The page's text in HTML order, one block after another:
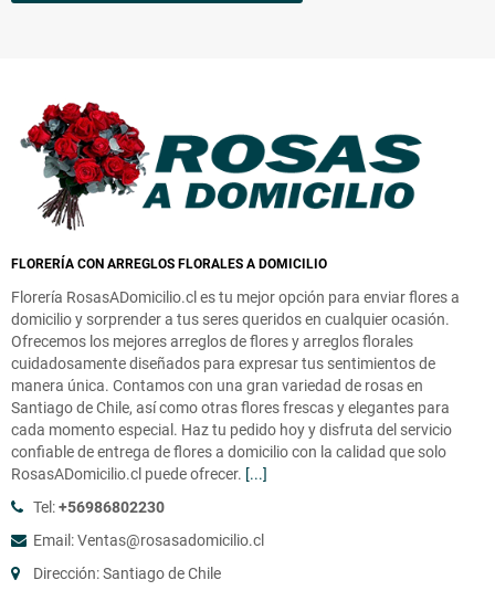
FLORERÍA CON ARREGLOS FLORALES A DOMICILIO
Florería RosasADomicilio.cl es tu mejor opción para enviar flores a
domicilio y sorprender a tus seres queridos en cualquier ocasión.
Ofrecemos los mejores arreglos de flores y arreglos florales
cuidadosamente diseñados para expresar tus sentimientos de
manera única. Contamos con una gran variedad de rosas en
Santiago de Chile, así como otras flores frescas y elegantes para
cada momento especial. Haz tu pedido hoy y disfruta del servicio
confiable de entrega de flores a domicilio con la calidad que solo
RosasADomicilio.cl puede ofrecer. [...]
Tel:+56986802230
Email: Ventas@rosasadomicilio.cl
Dirección: Santiago de Chile